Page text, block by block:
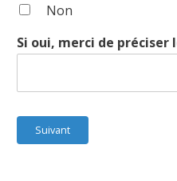
Non
Si oui, merci de
Suivant